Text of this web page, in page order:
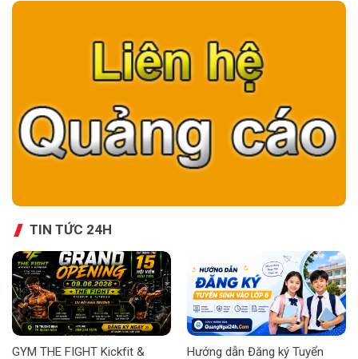
TIN TỨC 24H
GYM THE FIGHT Kickfit & Hướng dẫn Đăng ký Tuyển